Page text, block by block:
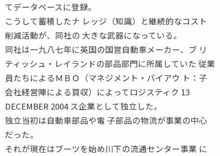
てデータベースに登録。
こうして蓄積したナ レッジ（知識）と継続的なコスト
削減活動が、同社の 大きな武器になっている。
同社は一九八七年に英国の国営自動車メーカー、ブ リ
ティッシュ・レイランドの部品部門に所属していた 従業
員たちによるＭＢＯ（マネジメント・バイアウ ト：子
会社経営陣による買収）によってロジスティク 13
DECEMBER 2004 ス企業として独立した。
独立当初は自動車部品や電 子部品の物流が事業の中心
だった。
それが現在はブーツを始め川下の流通センター事業 に